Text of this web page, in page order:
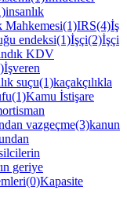
insanlık
Mahkemesi(1)IRS(4)İş
endeksi(1)İşçi(2)İşçi
KDV
İşveren
suçu(1)kaçakçılıkla
Kamu İstişare
vazgeçme(3)kanun
geriye
Kapasite